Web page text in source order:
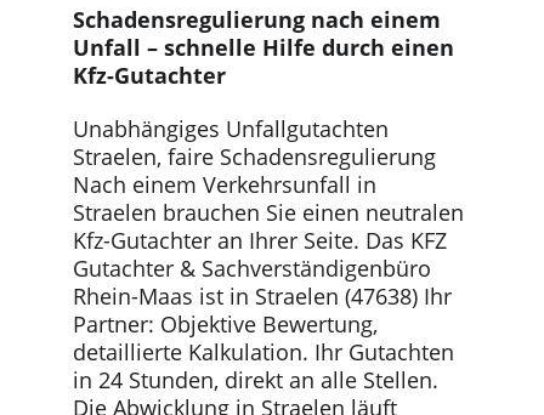
Schadensregulierung nach einem
Unfall – schnelle ﻿Hilfe durch einen
Kfz-Gutachter
Unabhängiges Unfallgutachten
Straelen, faire Schadensregulierung
Nach einem Verkehrsunfall in
Straelen brauchen Sie einen neutralen
Kfz-Gutachter an Ihrer Seite. Das KFZ
Gutachter & Sachverständigenbüro
Rhein-Maas ist in Straelen (47638) Ihr
Partner: Objektive Bewertung,
detaillierte Kalkulation. Ihr Gutachten
in 24 Stunden, direkt an alle Stellen.
Die Abwicklung in Straelen läuft